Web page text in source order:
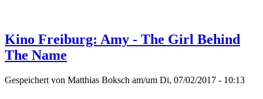
Kino Freiburg: Amy - The Girl Behind
The Name
Gespeichert von Matthias Boksch am/um Di, 07/02/2017 - 10:13